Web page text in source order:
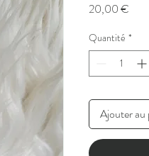
20,00 €
Quantité *
Ajouter au